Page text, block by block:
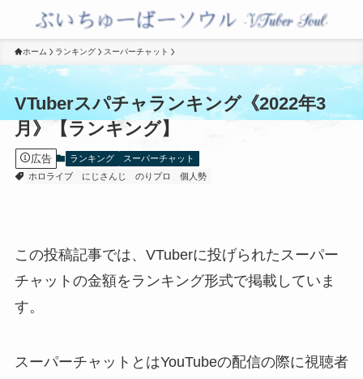
ホーム ランキング スーパーチャット
VTuberスパチャランキング《2022年3
月》【ランキング】
広告 ランキング
スーパーチャット
ホロライブ
にじさんじ のりプロ 個人勢
この投稿記事では、VTuberに投げられたスーパー
チャットの金額をランキング形式で掲載していま
す。
スーパーチャットとはYouTubeの配信の際に視聴者